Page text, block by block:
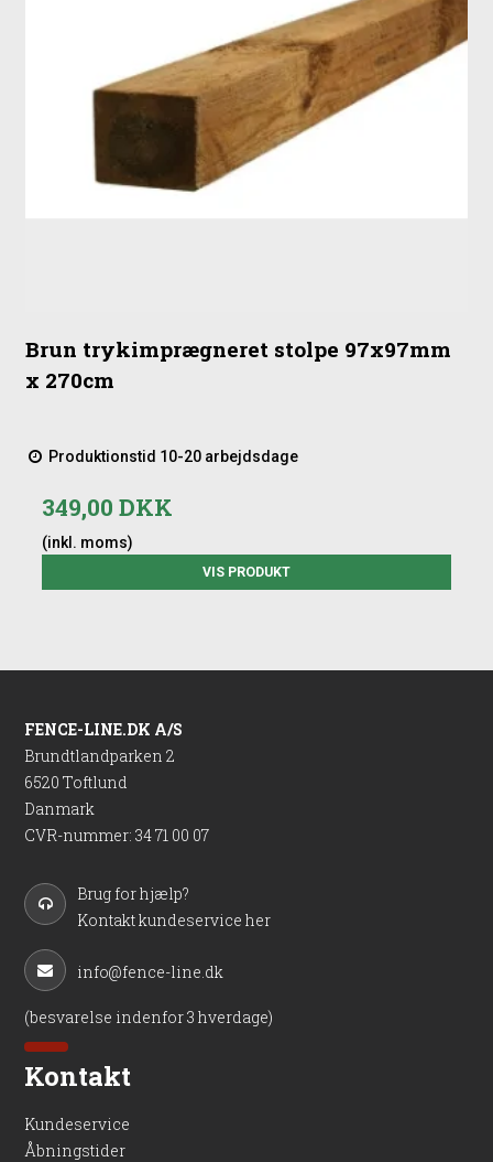
Brun trykimprægneret stolpe 97x97mm
x 270cm
Produktionstid 10-20 arbejdsdage
349,00 DKK
(inkl. moms)
VIS PRODUKT
FENCE-LINE.DK A/S
Brundtlandparken 2
6520 Toftlund
Danmark
CVR-nummer: 34 71 00 07
Brug for hjælp?
Kontakt kundeservice her
info@fence-line.dk
(besvarelse indenfor 3 hverdage)
Kontakt
Kundeservice
Åbningstider